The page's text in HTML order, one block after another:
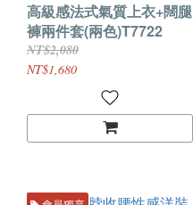
高級感法式氣質上衣+闊腿
褲兩件套(兩色)T7722
NT$2,080
NT$1,680